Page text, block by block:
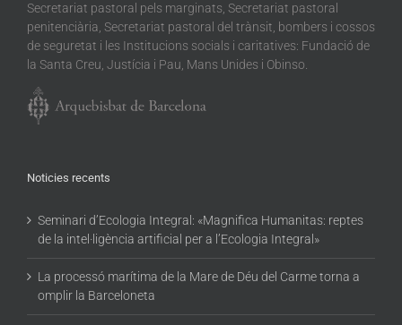
Secretariat pastoral pels marginats, Secretariat pastoral
penitenciària, Secretariat pastoral del trànsit, bombers i cossos
de seguretat i les Institucions socials i caritatives: Fundació de
la Santa Creu, Justícia i Pau, Mans Unides i Obinso.
Noticies recents
Seminari d’Ecologia Integral: «Magnifica Humanitas: reptes
de la intel·ligència artificial per a l’Ecologia Integral»
La processó marítima de la Mare de Déu del Carme torna a
omplir la Barceloneta